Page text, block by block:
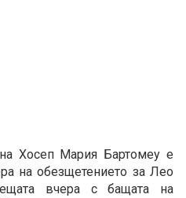
Хосеп Мария Бартомеу е
на обезщетението за Лео
вчера с бащата на